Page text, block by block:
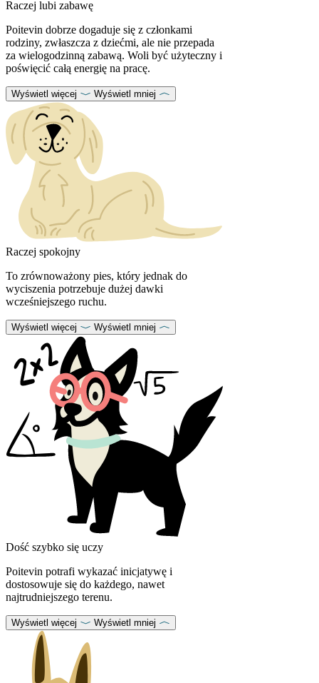
Raczej lubi zabawę
Poitevin dobrze dogaduje się z członkami
rodziny, zwłaszcza z dziećmi, ale nie przepada
za wielogodzinną zabawą. Woli być użyteczny i
poświęcić całą energię na pracę.
Wyświetl więcej Wyświetl mniej
Raczej spokojny
To zrównoważony pies, który jednak do
wyciszenia potrzebuje dużej dawki
wcześniejszego ruchu.
Wyświetl więcej Wyświetl mniej
Dość szybko się uczy
Poitevin potrafi wykazać inicjatywę i
dostosowuje się do każdego, nawet
najtrudniejszego terenu.
Wyświetl więcej Wyświetl mniej